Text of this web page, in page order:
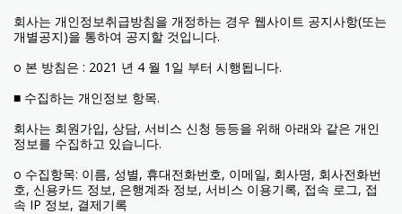
회사는 개인정보취급방침을 개정하는 경우 웹사이트 공지사항(또는
개별공지)을 통하여 공지할 것입니다.
ο 본 방침은 : 2021 년 4 월 1일 부터 시행됩니다.
■ 수집하는 개인정보 항목.
회사는 회원가입, 상담, 서비스 신청 등등을 위해 아래와 같은 개인
정보를 수집하고 있습니다.
ο 수집항목: 이름, 성별, 휴대전화번호, 이메일, 회사명, 회사전화번
호, 신용카드 정보, 은행계좌 정보, 서비스 이용기록, 접속 로그, 접
속 IP 정보, 결제기록